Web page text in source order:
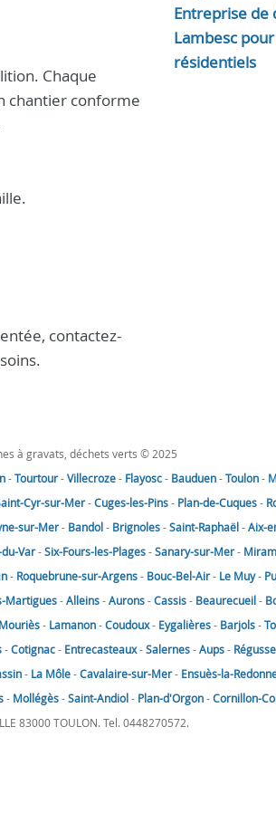
Chaque
chantier conforme
contactez-
Entreprise de
Lambesc
résidentiels
à gravats, déchets verts © 2025
-Tourtour-Villecroze- Flayosc- Bauduen-Toulon-
Cyr-sur-Mer-Cuges-les-Pins- Plan-de-Cuques-
sur-Mer- Bandol- Brignoles-Saint-Raphaël-Aix-
Var-Six-Fours-les-Plages-Sanary-sur-Mer-
- Roquebrune-sur-Argens- Bouc-Bel-Air- Le Muy-
Martigues-Alleins-Aurons-Cassis- Beaurecueil-
Mouriès- Lamanon-Coudoux- Eygalières- Barjols-
-Cotignac- Entrecasteaux-Salernes-Aups- Régusse
- La Môle-Cavalaire-sur-Mer- Ensuès-la-
- Mollégès-Saint-Andiol- Plan-d'Orgon-Cornillon-
83000 TOULON. Tel. 0448270572.